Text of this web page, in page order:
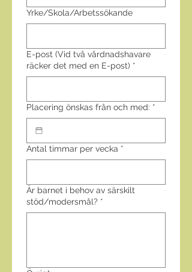
Yrke/Skola/Arbetssökande
E-post (Vid två vårdnadshavare
räcker det med en E-post) *
Placering önskas från och med: *
Antal timmar per vecka *
Är barnet i behov av särskilt
stöd/modersmål? *